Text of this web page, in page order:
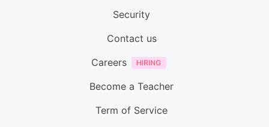
Security
Contact us
Careers
Become a Teacher
Term of Service